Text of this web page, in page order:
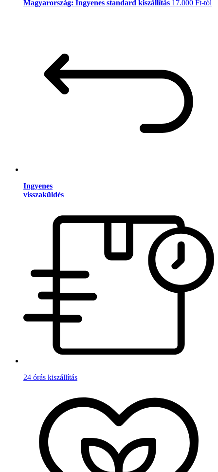
Magyarország: Ingyenes standard kiszállítás 17.000 Ft-tól
Ingyenes
visszaküldés
24 órás kiszállítás